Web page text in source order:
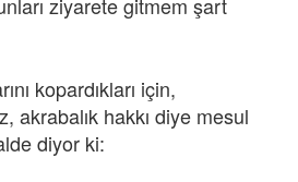
kopardıkları için,
akrabalık hakkı diye mesul
diyor ki: